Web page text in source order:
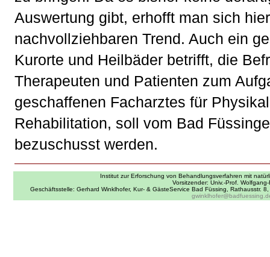
Auswertung gibt, erhofft man sich
nachvollziehbaren Trend. Auch ein
Kurorte und Heilbäder betrifft, die
Therapeuten und Patienten zum
geschaffenen Facharztes für
Rehabilitation, soll vom Bad
bezuschusst werden.
Institut zur Erforschung von Behandlungsverfahren mit
Vorsitzender: Univ.-Prof. Wolfgang-
Geschäftsstelle: Gerhard Winklhofer, Kur- & GästeService Bad Füssing, Rathausstr.